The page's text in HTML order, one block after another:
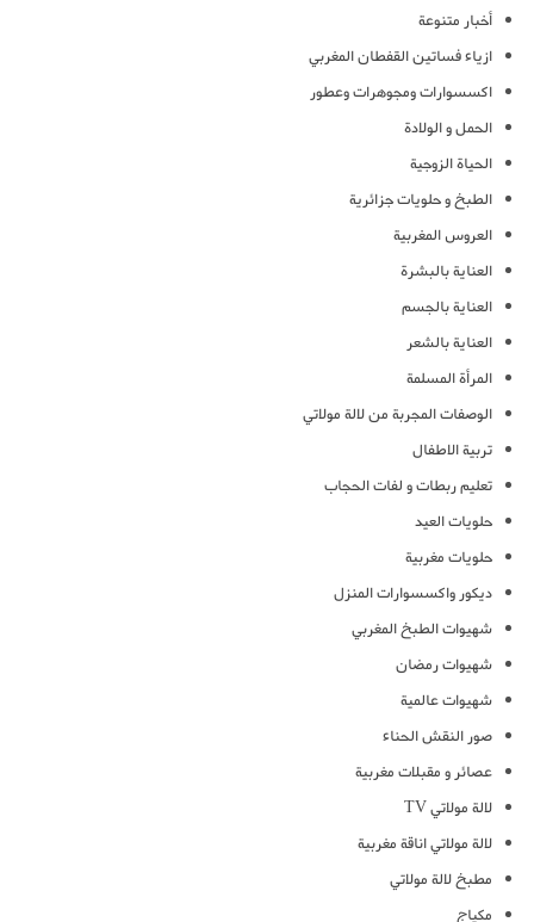
أخبار متنوعة
ازياء فساتين القفطان المغربي
اكسسوارات ومجوهرات وعطور
الحمل و الولادة
الحياة الزوجية
الطبخ و حلويات جزائرية
العروس المغربية
العناية بالبشرة
العناية بالجسم
العناية بالشعر
المرأة المسلمة
الوصفات المجربة من لالة مولاتي
تربية الاطفال
تعليم ربطات و لفات الحجاب
حلويات العيد
حلويات مغربية
ديكور واكسسوارات المنزل
شهيوات الطبخ المغربي
شهيوات رمضان
شهيوات عالمية
صور النقش الحناء
عصائر و مقبلات مغربية
لالة مولاتي TV
لالة مولاتي اناقة مغربية
مطبخ لالة مولاتي
مكياج